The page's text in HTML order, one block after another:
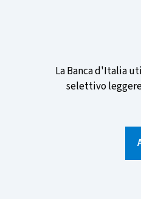
Informativa
La Banca d'Italia
selettivo
Version
Partecipa al
preferita!